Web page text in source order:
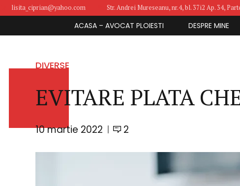
lisita_ciprian@yahoo.com Str. Andrei Mureseanu, nr.4, bl. 37i2 Ap. 34,
ACASA – AVOCAT PLOIESTI DESPRE MINE
DIVERSE
EVITARE PLATA
10 martie 2022 2